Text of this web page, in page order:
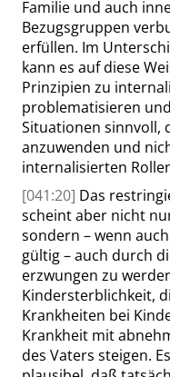
Familie und auch
Bezugsgruppen
erfüllen. Im
kann es auf diese
Prinzipien zu interna
problematisieren
Situationen sinnvoll,
anzuwenden und
internalisierten
[041:20] Das
scheint aber nicht
sondern – wenn
gültig – auch durch
erzwungen zu
Kindersterblichkeit,
Krankheiten bei
Krankheit mit
des Vaters steigen.